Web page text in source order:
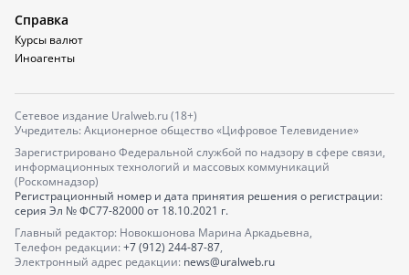
Справка
Курсы валют
Иноагенты
Сетевое издание Uralweb.ru (18+)
Учредитель: Акционерное общество «Цифровое Телевидение»
Зарегистрировано Федеральной службой по надзору в сфере связи,
информационных технологий и массовых коммуникаций
(Роскомнадзор)
Регистрационный номер и дата принятия решения о регистрации:
серия Эл № ФС77-82000от 18.10.2021 г.
Главный редактор: Новокшонова Марина Аркадьевна,
Телефон редакции: +7 (912) 244-87-87,
Электронный адрес редакции: news@uralweb.ru